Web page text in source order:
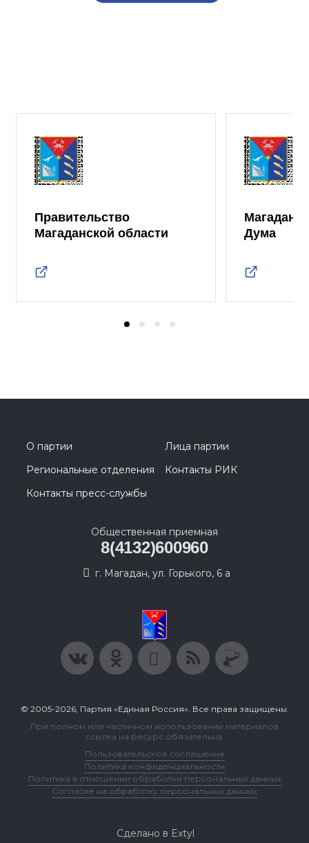
Правительство
Магаданской области
Дума
О партии
Лица партии
Региональные отделения
Контакты РИК
Контакты пресс-службы
Общественная приемная
8(4132)600960
г. Магадан, ул. Горького, 6 а
© 2005-2026, Партия «Единая Россия». Все права защищены.
При полном или частичном использовании материалов
ссылка на ресурс обязательна.
Пользовательское соглашение
Политика конфиденциальности
Политика в отношении обработки персональных данных
Согласие на обработку персональных данных
Сделано в Extyl